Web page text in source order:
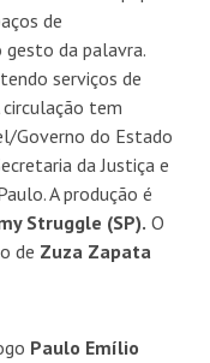
de
da palavra.
serviços de
circulação tem
Governo do Estado
da Justiça e
A produção é
Struggle (SP). O
de Zuza Zapata
Paulo Emílio